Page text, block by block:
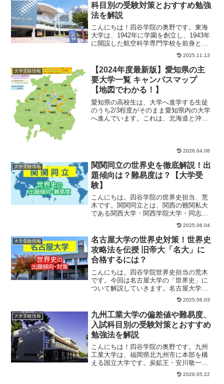
科目別の受験対策とおすすめ勉強
法を解説
こんにちは！四谷学院の奥野です。東海
大学は、1942年に学園を創立し、1943年
に開設した航空科学専門学校を前身とす
る私立大学です。全国に7つのキャンパス
2025.11.13
大学受験情報
【2024年度最新版】愛知県の主
要大学一覧 キャンパスマップ
【地図でわかる！】
愛知県の高校生は、大学へ進学する生徒
のうち2/3程度がそのまま愛知県内の大学
へ進んでいます。これは、北海道と沖縄
2026.04.08
大学受験情報
関関同立の世界史を徹底解説！出
題傾向は？難易度は？【大学受
験】
こんにちは。四谷学院の世界史担当、荒
木です。関関同立とは、関西の難関私大
である関西大学・関西学院大学・同志社
大学・立命館大学の4校を指しています。
2025.06.04
大学受験情報
名古屋大学の世界史対策！世界史
攻略法を伝授 旧帝大「名大」に
合格するには？
こんにちは。四谷学院世界史担当の荒木
です。今回は名古屋大学の「世界史」に
ついて解説していきます。名古屋大学は
難関大、しかも旧帝大です。人気の高い
2025.06.03
大学受験情報
九州工業大学の偏差値や難易度、
入試科目別の受験対策とおすすめ
勉強法を解説
こんにちは！四谷学院の奥野です。九州
工業大学は、福岡県北九州市に本部を構
える国立大学です。炭鉱王・安川敬一郎
と、当時の東京帝国大学総長を退いたば
2026.05.22